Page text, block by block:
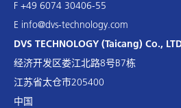
F +49 6074 30406-55
E info@dvs-technology.com
DVS TECHNOLOGY (Taicang) Co.,
经济开发区娄江北路8号B7栋
江苏省太仓市205400
中国